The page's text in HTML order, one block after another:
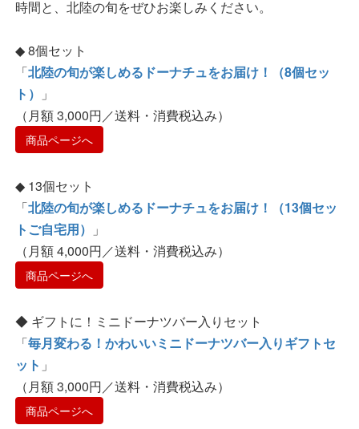
時間と、北陸の旬をぜひお楽しみください。
◆ 8個セット
「北陸の旬が楽しめるドーナチュをお届け！（8個セッ
ト）
」
（月額 3,000円／送料・消費税込み）
商品ページへ
◆ 13個セット
「北陸の旬が楽しめるドーナチュをお届け！（13個セッ
トご自宅用）
」
（月額 4,000円／送料・消費税込み）
商品ページへ
◆ ギフトに！ミニドーナツバー入りセット
「毎月変わる！かわいいミニドーナツバー入りギフトセ
ット 」
（月額 3,000円／送料・消費税込み）
商品ページへ